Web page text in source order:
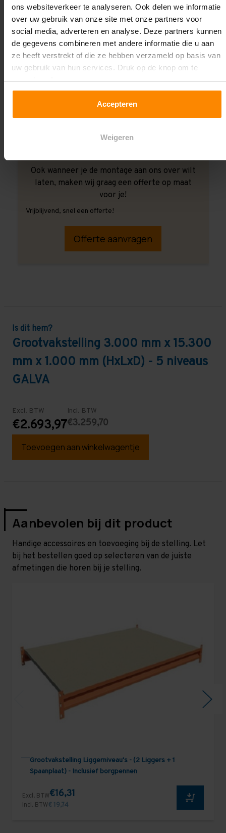
ons websiteverkeer te analyseren. Ook delen we informatie
over uw gebruik van onze site met onze partners voor
social media, adverteren en analyse. Deze partners kunnen
de gegevens combineren met andere informatie die u aan
ze heeft verstrekt of die ze hebben verzameld op basis van
uw gebruik van hun services. Druk op de knop om te
accepteren!
Accepteren
Weigeren
Ook wanneer je de montage aan ons over wilt
laten, maken wij graag een offerte op maat
voor je!
Vrijblijvend, snel een offerte!
Offerte aanvragen
Is dit hem?
Grootvakstelling 3.000 mm x 15.300
mm x 1.000 mm (HxLxD) - 5 niveaus
GALVA
Excl. BTW
€2.693,97
Incl. BTW
€3.259,70
Toevoegen aan winkelwagentje
Aanbevolen bij dit product
Handige accessoires en toevoeging bij de stelling. Let
bij het bestellen goed op selecteren van de juiste
afmetingen die horen bij je stelling.
Grootvakstelling Liggerniveau's - (2 Liggers + 1
Spaanplaat) - Inclusief borgpennen
Excl. BTW€16,31
Incl. BTW€ 19,74